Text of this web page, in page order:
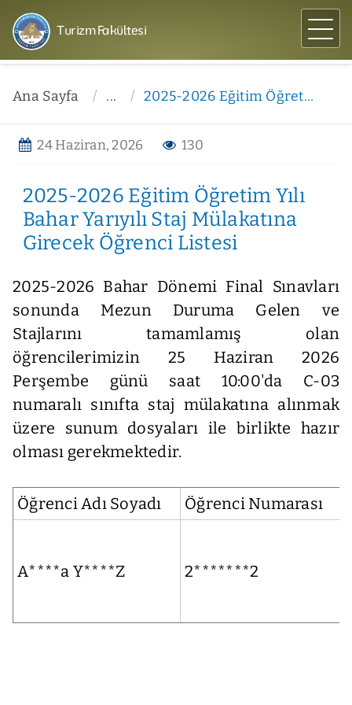
Turizm Fakültesi
Ana Sayfa ... 2025-2026 Eğitim Öğretim Yılı Bahar Yarıyılı Staj Mülakatına Girecek Öğrenci Listesi
24 Haziran, 2026 130
2025-2026 Eğitim Öğretim Yılı
Bahar Yarıyılı Staj Mülakatına
Girecek Öğrenci Listesi
2025-2026 Bahar Dönemi Final Sınavları
sonunda Mezun Duruma Gelen ve
Stajlarını tamamlamış olan
öğrencilerimizin 25 Haziran 2026
Perşembe günü saat 10:00'da C-03
numaralı sınıfta staj mülakatına alınmak
üzere sunum dosyaları ile birlikte hazır
olması gerekmektedir.
Öğrenci Adı Soyadı Öğrenci Numarası
A****a Y****Z 2*******2